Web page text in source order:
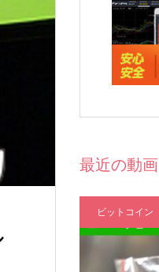
最近の動画
ビットコイン